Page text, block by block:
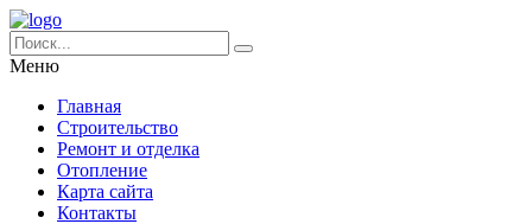
Меню
Главная
Строительство
Ремонт и отделка
Отопление
Карта сайта
Контакты